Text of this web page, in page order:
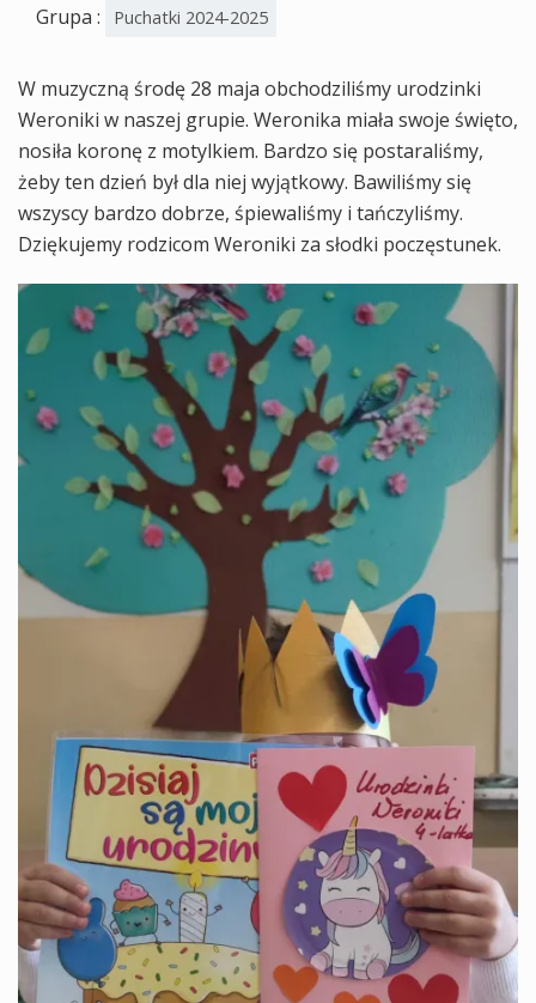
Grupa : Puchatki 2024-2025
W muzyczną środę 28 maja obchodziliśmy urodzinki
Weroniki w naszej grupie. Weronika miała swoje święto,
nosiła koronę z motylkiem. Bardzo się postaraliśmy,
żeby ten dzień był dla niej wyjątkowy. Bawiliśmy się
wszyscy bardzo dobrze, śpiewaliśmy i tańczyliśmy.
Dziękujemy rodzicom Weroniki za słodki poczęstunek.